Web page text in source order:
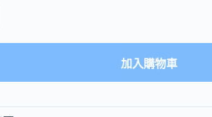
加入購物車